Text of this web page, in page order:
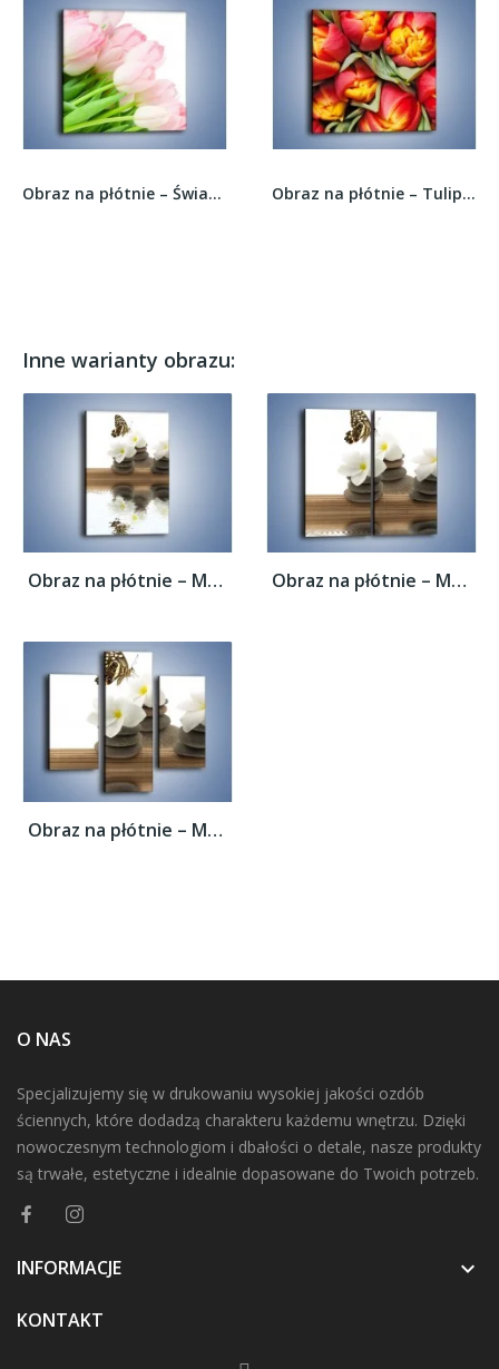
Obraz na płótnie – Światło w kwiatach –... Obraz na płótnie – Tulipany papuzie –...
Inne warianty obrazu:
Obraz na płótnie – Motyl na kwiatowej... Obraz na płótnie – Motyl na kwiatowej...
Obraz na płótnie – Motyl na kwiatowej...
O NAS
Specjalizujemy się w drukowaniu wysokiej jakości ozdób
ściennych, które dodadzą charakteru każdemu wnętrzu. Dzięki
nowoczesnym technologiom i dbałości o detale, nasze produkty
są trwałe, estetyczne i idealnie dopasowane do Twoich potrzeb.
INFORMACJE 
KONTAKT